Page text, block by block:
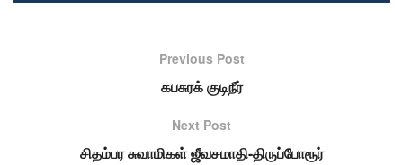
Previous Post
கபசுரக் குடிநீர்
Next Post
சிதம்பர சுவாமிகள் ஜீவசமாதி-திருப்போரூர்